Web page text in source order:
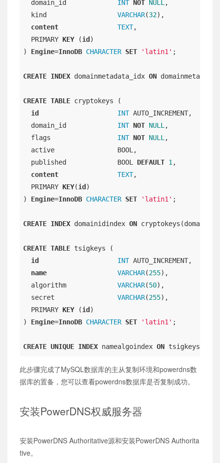
  domain_id
INT NOT NULL ,
  kind
VARCHAR(32),
content
TEXT,
  PRIMARY
KEY (id )
) Engine=InnoDB CHARACTER SET 'latin1' ;
CREATE INDEX domainmetadata_idx ON
CREATE TABLE cryptokeys (
id
INT AUTO_INCREMENT,
  domain_id
INT NOT NULL ,
  flags
INT NOT NULL ,
  active                BOOL,
  published             BOOL
DEFAULT 1 ,
content
TEXT,
  PRIMARY
KEY(id )
) Engine=InnoDB CHARACTER SET 'latin1' ;
CREATE INDEX domainidindex ON
CREATE TABLE tsigkeys (
id
INT AUTO_INCREMENT,
name
VARCHAR(255),
  algorithm
VARCHAR(50),
  secret
VARCHAR(255),
  PRIMARY
KEY (id )
) Engine=InnoDB CHARACTER SET 'latin1' ;
CREATE UNIQUE INDEX namealgoindex ON tsigkeys(
此步骤完成了MySQL数据库的主从复制环境和powerdns数
据库的置备，您可以查看powerdns数据库是否复制成功。
安装PowerDNS权威服务器
安装PowerDNS Authoritative源和安装PowerDNS Authorita
tive。